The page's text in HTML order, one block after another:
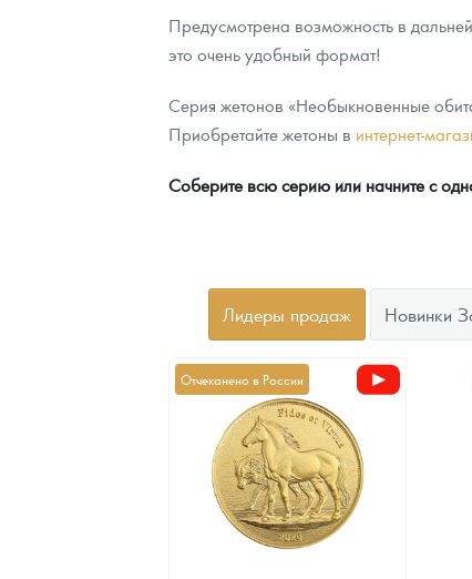
Предусмотрена возможность в
это очень удобный формат!
Серия жетонов «Необыкновенные
Приобретайте жетоны в интернет-
Соберите всю серию или начните с
Лидеры продаж Новинки
Отчеканено в России